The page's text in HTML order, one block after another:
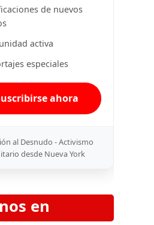
de nuevos
activa
especiales
ahora
al Desnudo - Activismo
desde Nueva York
en